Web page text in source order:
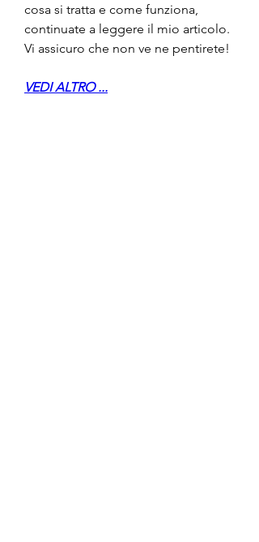
cosa si tratta e come funziona,
continuate a leggere il mio articolo.
Vi assicuro che non ve ne pentirete!
VEDI ALTRO ...